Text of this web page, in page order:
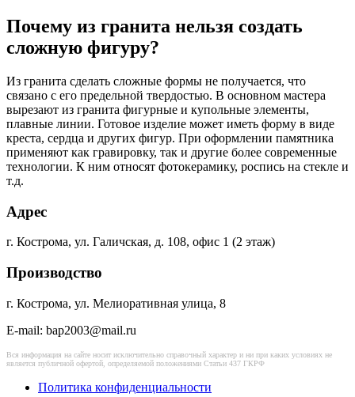
Почему из гранита нельзя создать
сложную фигуру?
Из гранита сделать сложные формы не получается, что
связано с его предельной твердостью. В основном мастера
вырезают из гранита фигурные и купольные элементы,
плавные линии. Готовое изделие может иметь форму в виде
креста, сердца и других фигур. При оформлении памятника
применяют как гравировку, так и другие более современные
технологии. К ним относят фотокерамику, роспись на стекле и
т.д.
Адрес
г. Кострома, ул. Галичская, д. 108, офис 1 (2 этаж)
Производство
г. Кострома, ул. Мелиоративная улица, 8
E-mail: bap2003@mail.ru
Вся информация на сайте носит исключительно справочный характер и ни при каких условиях не
является публичной офертой, определяемой положениями Статьи 437 ГКРФ
Политика конфиденциальности